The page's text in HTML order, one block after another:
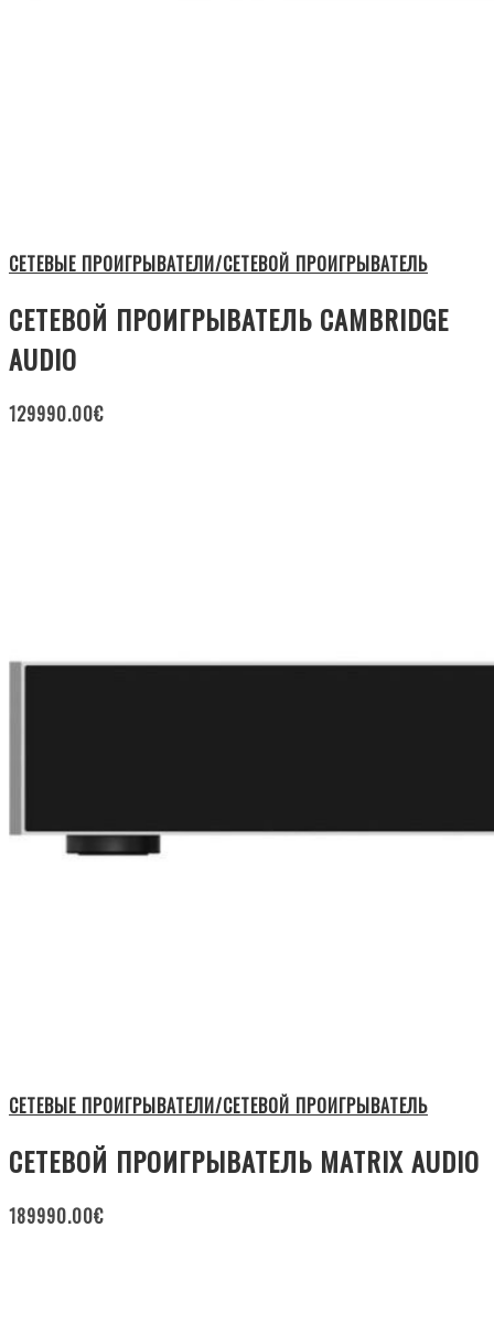
СЕТЕВЫЕ ПРОИГРЫВАТЕЛИ/СЕТЕВОЙ ПРОИГРЫВАТЕЛЬ
СЕТЕВОЙ ПРОИГРЫВАТЕЛЬ CAMBRIDGE
AUDIO
129990.00€
СЕТЕВЫЕ ПРОИГРЫВАТЕЛИ/СЕТЕВОЙ ПРОИГРЫВАТЕЛЬ
СЕТЕВОЙ ПРОИГРЫВАТЕЛЬ MATRIX AUDIO
189990.00€